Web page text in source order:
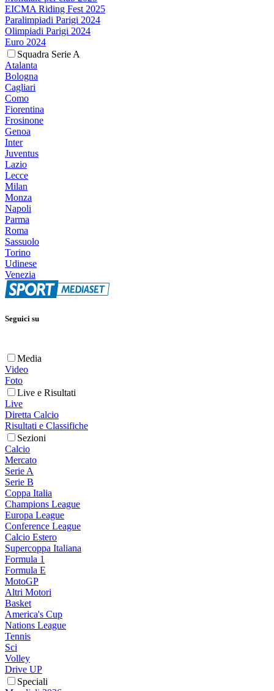
EICMA Riding Fest 2025
Paralimpiadi Parigi 2024
Olimpiadi Parigi 2024
Euro 2024
Squadra Serie A
Atalanta
Bologna
Cagliari
Como
Fiorentina
Frosinone
Genoa
Inter
Juventus
Lazio
Lecce
Milan
Monza
Napoli
Parma
Roma
Sassuolo
Torino
Udinese
Venezia
Seguici su
Media
Video
Foto
Live e Risultati
Live
Diretta Calcio
Risultati e Classifiche
Sezioni
Calcio
Mercato
Serie A
Serie B
Coppa Italia
Champions League
Europa League
Conference League
Calcio Estero
Supercoppa Italiana
Formula 1
Formula E
MotoGP
Altri Motori
Basket
America's Cup
Nations League
Tennis
Sci
Volley
Drive UP
Speciali